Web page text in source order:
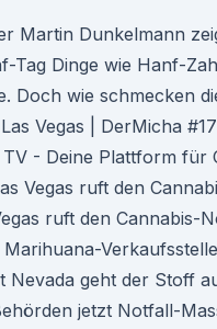
Martin Dunkelmann
Tag Dinge wie Hanf-
Doch wie schmecken
Vegas | DerMicha
- Deine Plattform für
Vegas ruft den
ruft den Cannabis-
Nevada geht der Stoff
jetzt Notfall-